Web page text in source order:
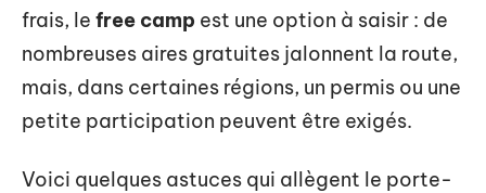
frais, le free camp est une option à saisir : de
nombreuses aires gratuites jalonnent la route,
mais, dans certaines régions, un permis ou une
petite participation peuvent être exigés.
Voici quelques astuces qui allègent le porte-